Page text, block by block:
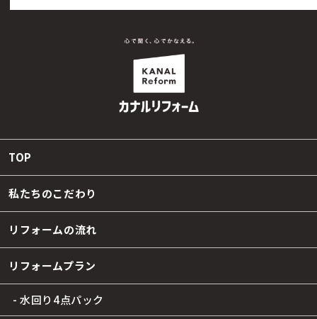
TOP
私たちのこだわり
リフォームの流れ
リフォームプラン
- 水回り4点パック